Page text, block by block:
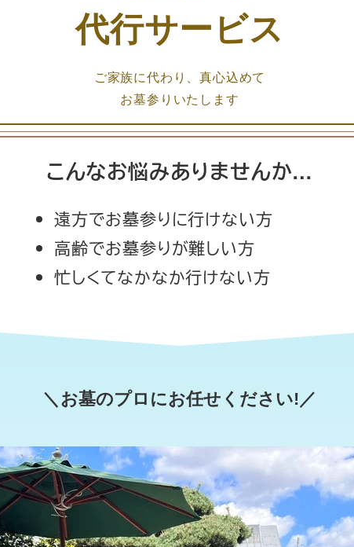
代行サービス
ご家族に代わり、真心込めて
お墓参りいたします
こんなお悩みありませんか…
遠方でお墓参りに行けない方
高齢でお墓参りが難しい方
忙しくてなかなか行けない方
＼ お墓のプロにお任せください!／